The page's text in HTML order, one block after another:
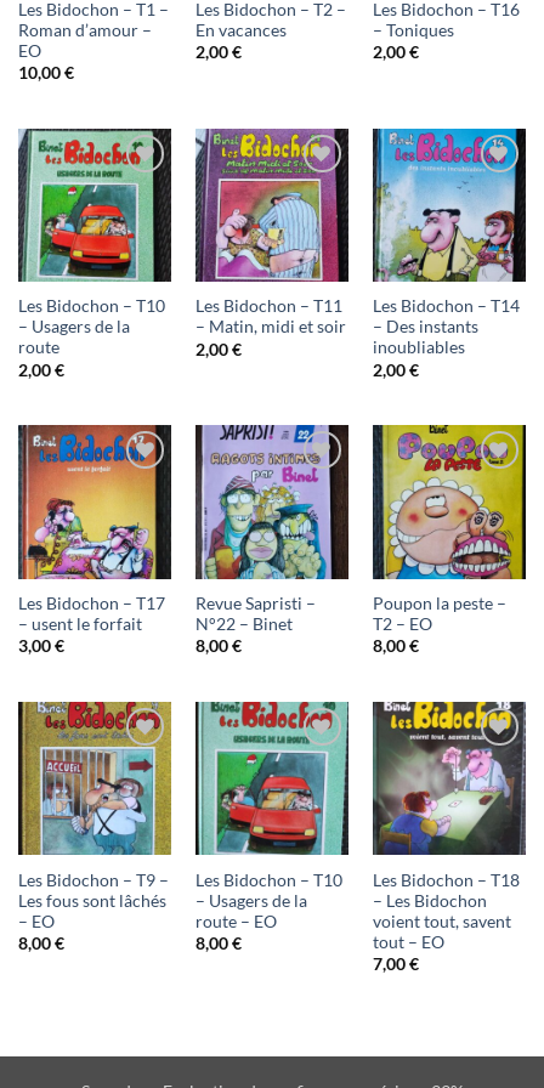
Les Bidochon – T1 –
Roman d’amour –
EO
10,00€
Les Bidochon – T2 –
En vacances
2,00€
Les Bidochon – T16
– Toniques
2,00€
Ajouter
à ma
liste
Les Bidochon – T10
– Usagers de la
route
2,00€
Ajouter
à ma
liste
Les Bidochon – T11
– Matin, midi et soir
2,00€
Ajouter
à ma
liste
Les Bidochon – T14
– Des instants
inoubliables
2,00€
à ma
liste
Les Bidochon – T17
– usent le forfait
3,00€
Ajouter
à ma
liste
Revue Sapristi –
N°22 – Binet
8,00€
Ajouter
à ma
liste
Poupon la peste –
T2 – EO
8,00€
Ajouter
à ma
liste
Les Bidochon – T9 –
Les fous sont lâchés
– EO
8,00€
Ajouter
à ma
liste
Les Bidochon – T10
– Usagers de la
route – EO
8,00€
Ajouter
à ma
liste
Les Bidochon – T18
– Les Bidochon
voient tout, savent
tout – EO
7,00€